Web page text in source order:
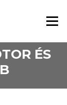
Menü
ÉS